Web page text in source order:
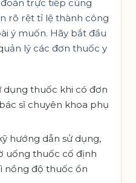
trực tiếp cùng
rõ rệt tỉ lệ thành công
ý muốn. Hãy bắt đầu
lý các đơn thuốc y
dụng thuốc khi có đơn
sĩ chuyên khoa phụ
hướng dẫn sử dụng,
uống thuốc cố định
nồng độ thuốc ổn